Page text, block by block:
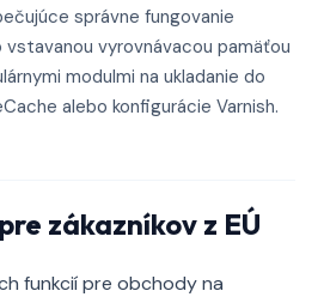
správne fungovanie
vstavanou vyrovnávacou pamäťou
modulmi na ukladanie do
alebo konfigurácie Varnish.
zákazníkov z EÚ
funkcií pre obchody na